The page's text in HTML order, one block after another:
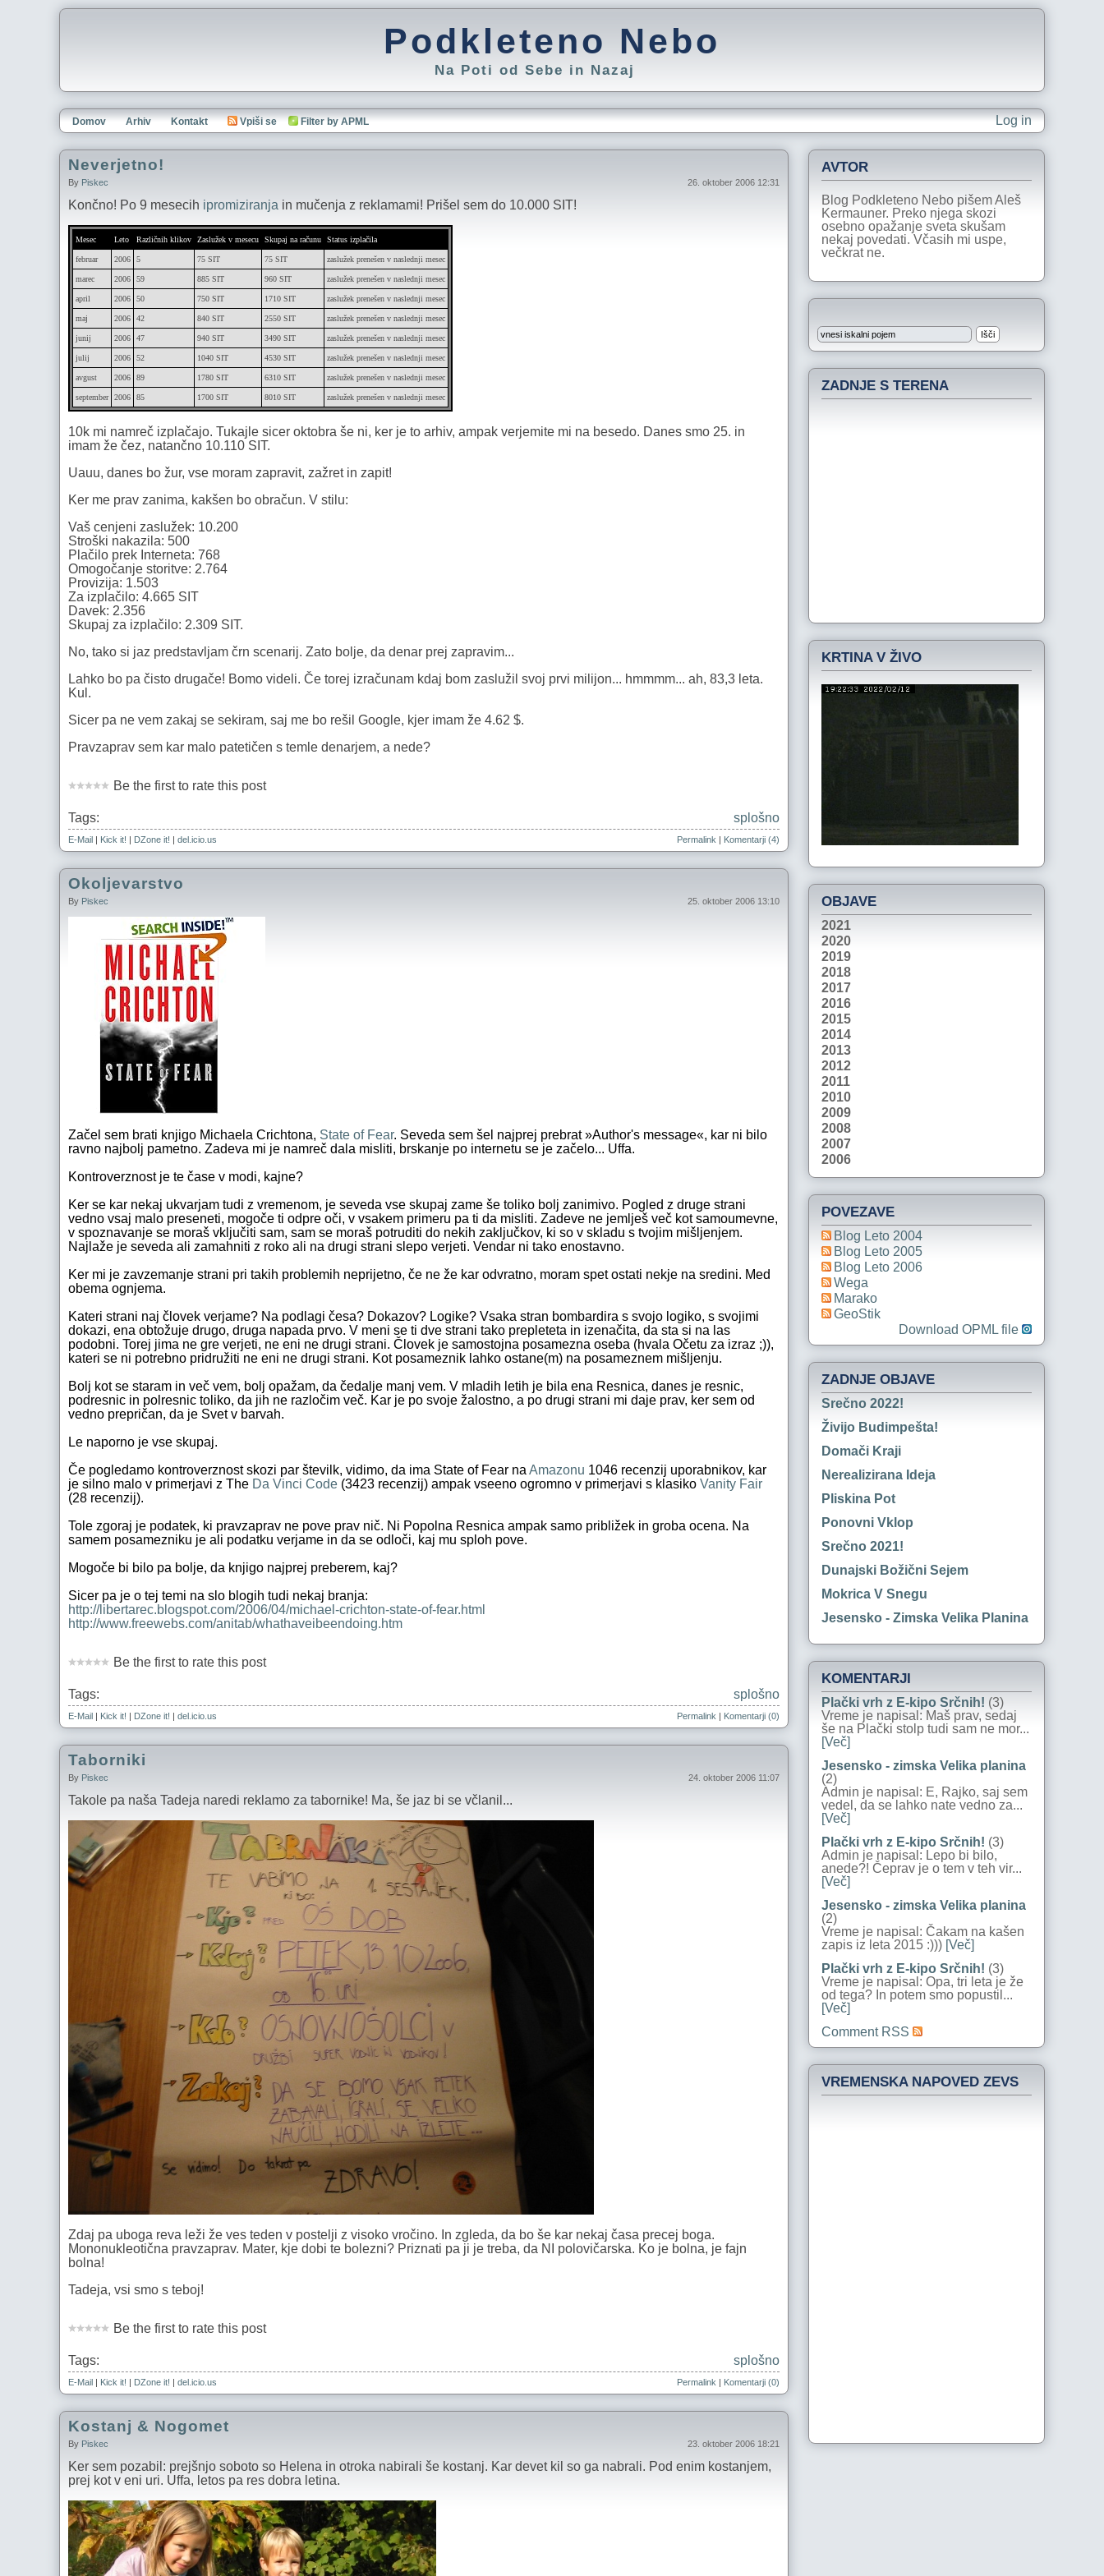
Podkleteno Nebo
Na Poti od Sebe in Nazaj
Log in
Domov Arhiv Kontakt Vpiši se Filter by APML
Neverjetno!
By Piskec 26. oktober 2006 12:31
Končno! Po 9 mesecih ipromiziranja in mučenja z reklamami! Prišel sem do 10.000 SIT!
Mesec Leto Različnih klikov Zaslužek v mesecu Skupaj na računu Status izplačila
februar 2006 5 75 SIT 75 SIT zaslužek prenešen v naslednji mesec
marec 2006 59 885 SIT 960 SIT zaslužek prenešen v naslednji mesec
april 2006 50 750 SIT 1710 SIT zaslužek prenešen v naslednji mesec
maj 2006 42 840 SIT 2550 SIT zaslužek prenešen v naslednji mesec
junij 2006 47 940 SIT 3490 SIT zaslužek prenešen v naslednji mesec
julij 2006 52 1040 SIT 4530 SIT zaslužek prenešen v naslednji mesec
avgust 2006 89 1780 SIT 6310 SIT zaslužek prenešen v naslednji mesec
september 2006 85 1700 SIT 8010 SIT zaslužek prenešen v naslednji mesec
10k mi namreč izplačajo. Tukajle sicer oktobra še ni, ker je to arhiv, ampak verjemite mi na besedo. Danes smo 25. in
imam že čez, natančno 10.110 SIT.
Uauu, danes bo žur, vse moram zapravit, zažret in zapit!
Ker me prav zanima, kakšen bo obračun. V stilu:
Vaš cenjeni zaslužek: 10.200
Stroški nakazila: 500
Plačilo prek Interneta: 768
Omogočanje storitve: 2.764
Provizija: 1.503
Za izplačilo: 4.665 SIT
Davek: 2.356
Skupaj za izplačilo: 2.309 SIT.
No, tako si jaz predstavljam črn scenarij. Zato bolje, da denar prej zapravim...
Lahko bo pa čisto drugače! Bomo videli. Če torej izračunam kdaj bom zaslužil svoj prvi milijon... hmmmm... ah, 83,3 leta.
Kul.
Sicer pa ne vem zakaj se sekiram, saj me bo rešil Google, kjer imam že 4.62 $.
Pravzaprav sem kar malo patetičen s temle denarjem, a nede?
Be the first to rate this post
Tags: splošno
E-Mail | Kick it! | DZone it! | del.icio.us Permalink | Komentarji (4)
Okoljevarstvo
By Piskec 25. oktober 2006 13:10
Začel sem brati knjigo Michaela Crichtona, State of Fear. Seveda sem šel najprej prebrat »Author's message«, kar ni bilo
ravno najbolj pametno. Zadeva mi je namreč dala misliti, brskanje po internetu se je začelo... Uffa.
Kontroverznost je te čase v modi, kajne?
Ker se kar nekaj ukvarjam tudi z vremenom, je seveda vse skupaj zame še toliko bolj zanimivo. Pogled z druge strani
vedno vsaj malo preseneti, mogoče ti odpre oči, v vsakem primeru pa ti da misliti. Zadeve ne jemlješ več kot samoumevne,
v spoznavanje se moraš vključiti sam, sam se moraš potruditi do nekih zaključkov, ki so v skladu s tvojim mišljenjem.
Najlaže je seveda ali zamahniti z roko ali na drugi strani slepo verjeti. Vendar ni tako enostavno.
Ker mi je zavzemanje strani pri takih problemih neprijetno, če ne že kar odvratno, moram spet ostati nekje na sredini. Med
obema ognjema.
Kateri strani naj človek verjame? Na podlagi česa? Dokazov? Logike? Vsaka stran bombardira s svojo logiko, s svojimi
dokazi, ena obtožuje drugo, druga napada prvo. V meni se ti dve strani tako prepleteta in izenačita, da sta si na las
podobni. Torej jima ne gre verjeti, ne eni ne drugi strani. Človek je samostojna posamezna oseba (hvala Očetu za izraz ;)),
kateri se ni potrebno pridružiti ne eni ne drugi strani. Kot posameznik lahko ostane(m) na posameznem mišljenju.
Bolj kot se staram in več vem, bolj opažam, da čedalje manj vem. V mladih letih je bila ena Resnica, danes je resnic,
podresnic in polresnic toliko, da jih ne razločim več. Kar je po svoje žalostno, a po drugi strani mi daje prav, ker sem od
vedno prepričan, da je Svet v barvah.
Le naporno je vse skupaj.
Če pogledamo kontroverznost skozi par številk, vidimo, da ima State of Fear na Amazonu 1046 recenzij uporabnikov, kar
je silno malo v primerjavi z The Da Vinci Code (3423 recenzij) ampak vseeno ogromno v primerjavi s klasiko Vanity Fair
(28 recenzij).
Tole zgoraj je podatek, ki pravzaprav ne pove prav nič. Ni Popolna Resnica ampak samo približek in groba ocena. Na
samem posamezniku je ali podatku verjame in da se odloči, kaj mu sploh pove.
Mogoče bi bilo pa bolje, da knjigo najprej preberem, kaj?
Sicer pa je o tej temi na slo blogih tudi nekaj branja:
http://libertarec.blogspot.com/2006/04/michael-crichton-state-of-fear.html
http://www.freewebs.com/anitab/whathaveibeendoing.htm
Be the first to rate this post
Tags: splošno
E-Mail | Kick it! | DZone it! | del.icio.us Permalink | Komentarji (0)
Taborniki
By Piskec 24. oktober 2006 11:07
Takole pa naša Tadeja naredi reklamo za tabornike! Ma, še jaz bi se včlanil...
Zdaj pa uboga reva leži že ves teden v postelji z visoko vročino. In zgleda, da bo še kar nekaj časa precej boga.
Mononukleotična pravzaprav. Mater, kje dobi te bolezni? Priznati pa ji je treba, da NI polovičarska. Ko je bolna, je fajn
bolna!
Tadeja, vsi smo s teboj!
Be the first to rate this post
Tags: splošno
E-Mail | Kick it! | DZone it! | del.icio.us Permalink | Komentarji (0)
Kostanj & Nogomet
By Piskec 23. oktober 2006 18:21
Ker sem pozabil: prejšnjo soboto so Helena in otroka nabirali še kostanj. Kar devet kil so ga nabrali. Pod enim kostanjem,
prej kot v eni uri. Uffa, letos pa res dobra letina.
AVTOR
Blog Podkleteno Nebo pišem Aleš
Kermauner. Preko njega skozi
osebno opažanje sveta skušam
nekaj povedati. Včasih mi uspe,
večkrat ne.
ZADNJE S TERENA
KRTINA V ŽIVO
OBJAVE
2021
2020
2019
2018
2017
2016
2015
2014
2013
2012
2011
2010
2009
2008
2007
2006
POVEZAVE
Blog Leto 2004
Blog Leto 2005
Blog Leto 2006
Wega
Marako
GeoStik
Download OPML file
ZADNJE OBJAVE
Srečno 2022!
Živijo Budimpešta!
Domači Kraji
Nerealizirana Ideja
Pliskina Pot
Ponovni Vklop
Srečno 2021!
Dunajski Božični Sejem
Mokrica V Snegu
Jesensko - Zimska Velika Planina
KOMENTARJI
Plački vrh z E-kipo Srčnih! (3)
Vreme je napisal: Maš prav, sedaj
še na Plački stolp tudi sam ne mor...
[Več]
Jesensko - zimska Velika planina
(2)
Admin je napisal: E, Rajko, saj sem
vedel, da se lahko nate vedno za...
[Več]
Plački vrh z E-kipo Srčnih! (3)
Admin je napisal: Lepo bi bilo,
anede?! Čeprav je o tem v teh vir...
[Več]
Jesensko - zimska Velika planina
(2)
Vreme je napisal: Čakam na kašen
zapis iz leta 2015 :))) [Več]
Plački vrh z E-kipo Srčnih! (3)
Vreme je napisal: Opa, tri leta je že
od tega? In potem smo popustil...
[Več]
Comment RSS
VREMENSKA NAPOVED ZEVS